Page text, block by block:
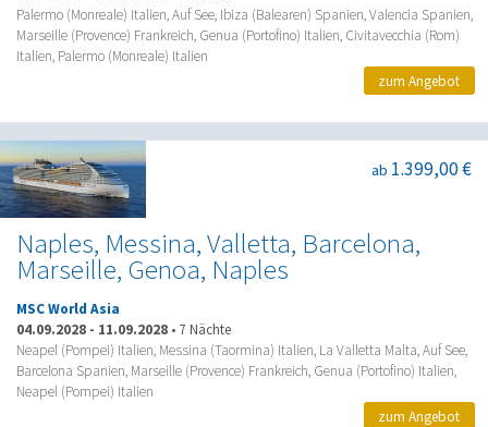
Palermo (Monreale) Italien, Auf See, Ibiza (Balearen) Spanien, Valencia Spanien,
Marseille (Provence) Frankreich, Genua (Portofino) Italien, Civitavecchia (Rom)
Italien, Palermo (Monreale) Italien
zum Angebot
Naples, Messina, Valletta, Barcelona,
Marseille, Genoa, Naples
ab 1.399,00 €
MSC World Asia
04.09.2028 - 11.09.2028 • 7 Nächte
Neapel (Pompei) Italien, Messina (Taormina) Italien, La Valletta Malta, Auf See,
Barcelona Spanien, Marseille (Provence) Frankreich, Genua (Portofino) Italien,
Neapel (Pompei) Italien
zum Angebot